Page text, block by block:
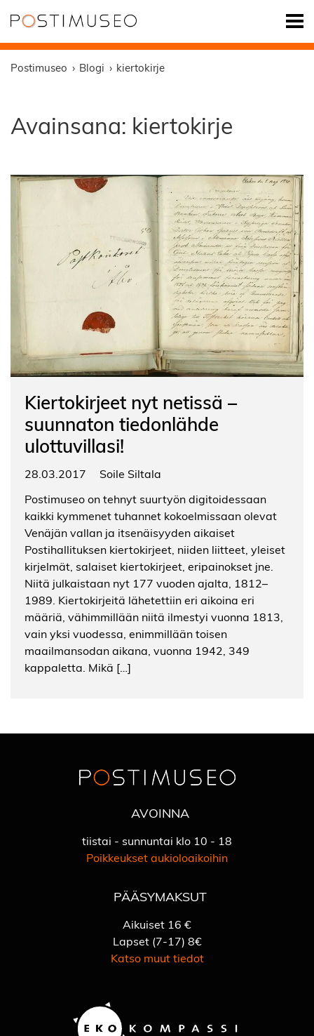
Postimuseo Blogi kiertokirje
Avainsana: kiertokirje
Kiertokirjeet nyt netissä –
suunnaton tiedonlähde
ulottuvillasi!
28.03.2017
Soile Siltala
Postimuseo on tehnyt suurtyön digitoidessaan
kaikki kymmenet tuhannet kokoelmissaan olevat
Venäjän vallan ja itsenäisyyden aikaiset
Postihallituksen kiertokirjeet, niiden liitteet, yleiset
kirjelmät, salaiset kiertokirjeet, eripainokset jne.
Niitä julkaistaan nyt 177 vuoden ajalta, 1812–
1989. Kiertokirjeitä lähetettiin eri aikoina eri
määriä, vähimmillään niitä ilmestyi vuonna 1813,
vain yksi vuodessa, enimmillään toisen
maailmansodan aikana, vuonna 1942, 349
kappaletta. Mikä […]
AVOINNA
tiistai - sunnuntai klo 10 - 18
Poikkeukset aukioloaikoihin
PÄÄSYMAKSUT
Aikuiset 16 €
Lapset (7-17) 8€
Katso muut tiedot